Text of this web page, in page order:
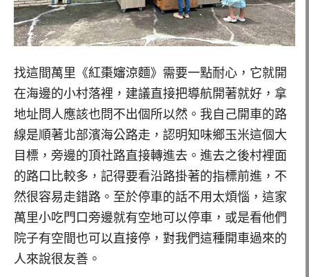
找這間萬里《紅棗嬸涼麵》需要一點耐心，它就開
在海邊的小村落裡，建議直接把導航開著就好，拿
地址問人應該也問不出個所以然。我自己開車的路
線是順著北部濱海公路走，認明知味鄉玉米這個大
目標，旁邊的頂社路直接轉進去。進去之後村裡面
的路口比較多，記得要看沿路掛著的指標前進，不
然很容易走錯路。至於停車的話不用太煩惱，這家
萬里小吃門口旁邊就有空地可以停車，或是看他們
院子有空間也可以直接停，對我們這種開車過來的
人來說很友善。